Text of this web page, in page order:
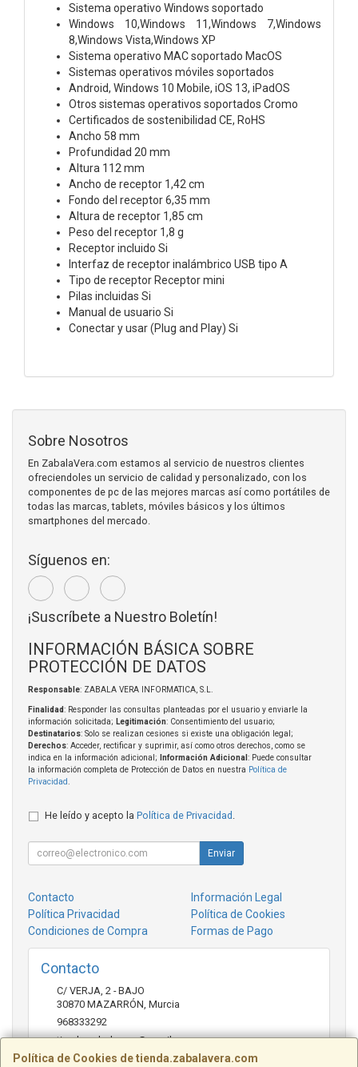
Sistema operativo Windows soportado
Windows 10,Windows 11,Windows 7,Windows
8,Windows Vista,Windows XP
Sistema operativo MAC soportado MacOS
Sistemas operativos móviles soportados
Android, Windows 10 Mobile, iOS 13, iPadOS
Otros sistemas operativos soportados Cromo
Certificados de sostenibilidad CE, RoHS
Ancho 58 mm
Profundidad 20 mm
Altura 112 mm
Ancho de receptor 1,42 cm
Fondo del receptor 6,35 mm
Altura de receptor 1,85 cm
Peso del receptor 1,8 g
Receptor incluido Si
Interfaz de receptor inalámbrico USB tipo A
Tipo de receptor Receptor mini
Pilas incluidas Si
Manual de usuario Si
Conectar y usar (Plug and Play) Si
Política de Cookies de tienda.zabalavera.com
Sobre Nosotros
En ZabalaVera.com estamos al servicio de nuestros clientes
ofreciendoles un servicio de calidad y personalizado, con los
componentes de pc de las mejores marcas así como portátiles de
todas las marcas, tablets, móviles básicos y los últimos
smartphones del mercado.
Síguenos en:
¡Suscríbete a Nuestro Boletín!
INFORMACIÓN BÁSICA SOBRE
PROTECCIÓN DE DATOS
Responsable: ZABALA VERA INFORMATICA, S.L.
Finalidad: Responder las consultas planteadas por el usuario y enviarle la
información solicitada; Legitimación: Consentimiento del usuario;
Destinatarios: Solo se realizan cesiones si existe una obligación legal;
Derechos: Acceder, rectificar y suprimir, así como otros derechos, como se
indica en la información adicional;
Información Adicional : Puede consultar
la información completa de Protección de Datos en nuestra Política de
Privacidad
He leído y acepto la Política de Privacidad
Enviar
Contacto
Información Legal
Política Privacidad
Política de Cookies
Condiciones de Compra
Formas de Pago
Contacto
C/ VERJA, 2 - BAJO
30870 MAZARRÓN Murcia
968333292
tienda.zabalavera@gmail.com